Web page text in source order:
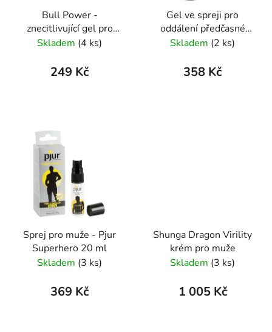
Bull Power -
znecitlivující gel pro
muže 30 ml
Skladem (4 ks)
249 Kč
Gel ve spreji pro
oddálení předčasné
ejakulace Delay Spray
Skladem (2 ks)
358 Kč
Sprej pro muže - Pjur
Superhero 20 ml
Skladem (3 ks)
369 Kč
Shunga Dragon Virility
krém pro muže
Skladem (3 ks)
1 005 Kč